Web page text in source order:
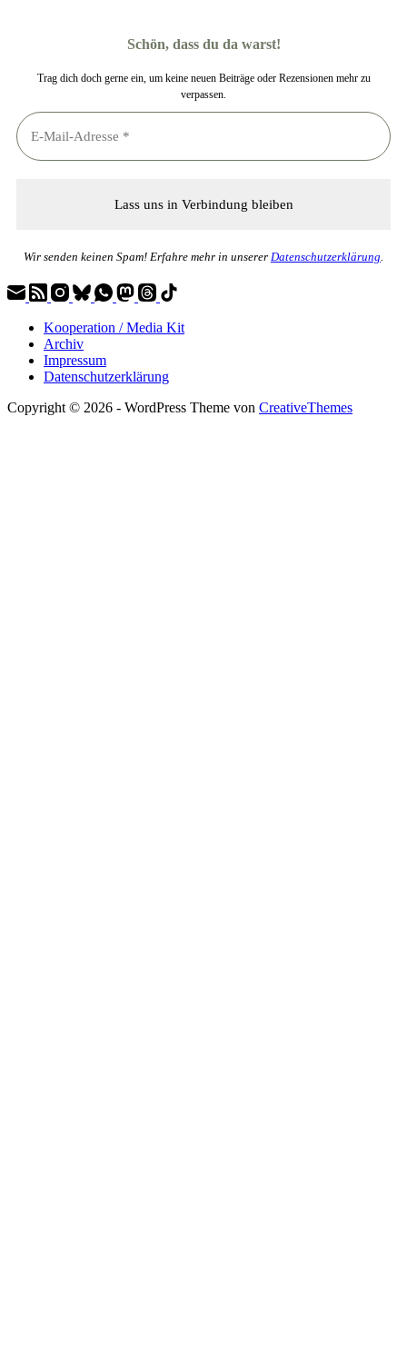
Schön, dass du da warst!
Trag dich doch gerne ein, um keine neuen Beiträge oder Rezensionen mehr zu
verpassen.
Wir senden keinen Spam! Erfahre mehr in unserer Datenschutzerklärung.
Kooperation / Media Kit
Archiv
Impressum
Datenschutzerklärung
Copyright © 2026 - WordPress Theme von CreativeThemes